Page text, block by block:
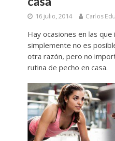
16 julio, 2014 Carlos
Hay ocasiones en las que
simplemente no es
otra razón, pero no
rutina de pecho en casa.